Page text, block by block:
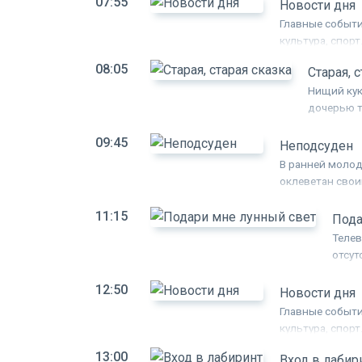
Новости дня
Главные
культура, спорт.
08:05 Старая,
Нищий
дочерью
сами
огниво.
09:45 Неподсуден
В ранней
оклеветан
и воспитывает
пассажирами
что пришло
11:15
12:50 Новости дня
Главные
культура, спорт.
13:00